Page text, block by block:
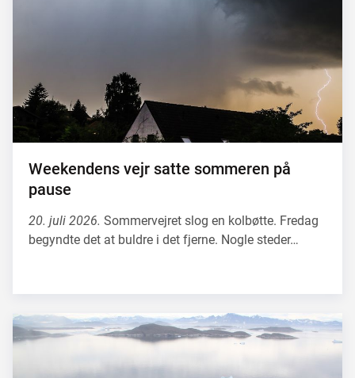
Weekendens vejr satte sommeren på
pause
20. juli 2026. Sommervejret slog en kolbøtte. Fredag
begyndte det at buldre i det fjerne. Nogle steder…